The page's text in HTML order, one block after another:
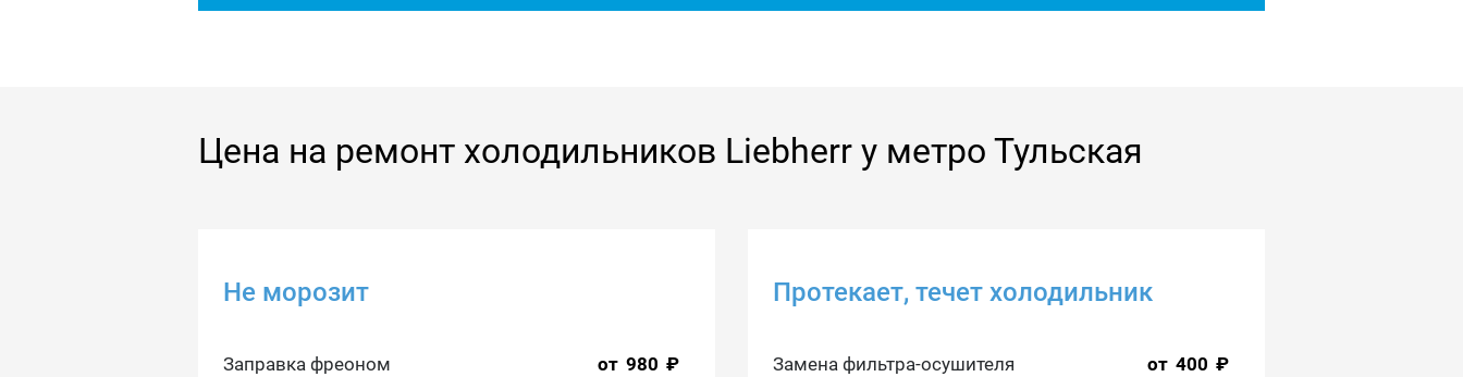
Цена на ремонт холодильников Liebherr у метро Тульская
Не морозит
Заправка фреоном от 980 ₽
Протекает, течет холодильник
Замена фильтра-осушителя от 400 ₽